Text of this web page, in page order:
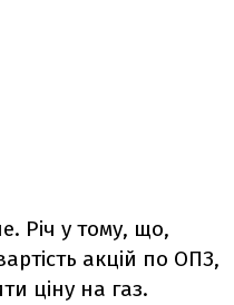
Річ у тому, що,
акцій по ОПЗ,
ціну на газ.